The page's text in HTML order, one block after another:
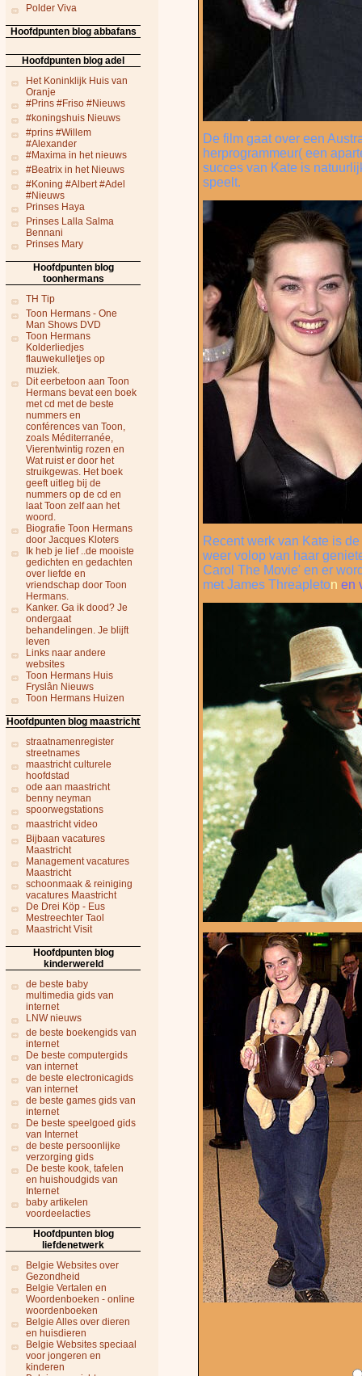
Polder Viva
Hoofdpunten blog abbafans
Hoofdpunten blog adel
Het Koninklijk Huis van
Oranje
#Prins #Friso #Nieuws
#koningshuis Nieuws
#prins #Willem
#Alexander
#Maxima in het nieuws
#Beatrix in het Nieuws
#Koning #Albert #Adel
#Nieuws
Prinses Haya
Prinses Lalla Salma
Bennani
Prinses Mary
Hoofdpunten blog
toonhermans
TH Tip
Toon Hermans - One
Man Shows DVD
Toon Hermans
Kolderliedjes
flauwekulletjes op
muziek.
Dit eerbetoon aan Toon
Hermans bevat een boek
met cd met de beste
nummers en
conférences van Toon,
zoals Méditerranée,
Vierentwintig rozen en
Wat ruist er door het
struikgewas. Het boek
geeft uitleg bij de
nummers op de cd en
laat Toon zelf aan het
woord.
Biografie Toon Hermans
door Jacques Kloters
Ik heb je lief ..de mooiste
gedichten en gedachten
over liefde en
vriendschap door Toon
Hermans.
Kanker. Ga ik dood? Je
ondergaat
behandelingen. Je blijft
leven
Links naar andere
websites
Toon Hermans Huis
Fryslân Nieuws
Toon Hermans Huizen
Hoofdpunten blog maastricht
straatnamenregister
streetnames
maastricht culturele
hoofdstad
ode aan maastricht
benny neyman
spoorwegstations
maastricht video
Bijbaan vacatures
Maastricht
Management vacatures
Maastricht
schoonmaak & reiniging
vacatures Maastricht
De Drei Köp - Eus
Mestreechter Taol
Maastricht Visit
Hoofdpunten blog
kinderwereld
de beste baby
multimedia gids van
internet
LNW nieuws
de beste boekengids van
internet
De beste computergids
van internet
de beste electronicagids
van internet
de beste games gids van
internet
De beste speelgoed gids
van Internet
de beste persoonlijke
verzorging gids
De beste kook, tafelen
en huishoudgids van
Internet
baby artikelen
voordeelacties
Hoofdpunten blog
liefdenetwerk
Belgie Websites over
Gezondheid
Belgie Vertalen en
Woordenboeken - online
woordenboeken
Belgie Alles over dieren
en huisdieren
Belgie Websites speciaal
voor jongeren en
kinderen
De film gaat over een
herprogrammeur( een
succes van Kate is
speelt.
Recent werk van Kate is
weer volop van haar
Carol The Movie' en er
met James Threapleton en